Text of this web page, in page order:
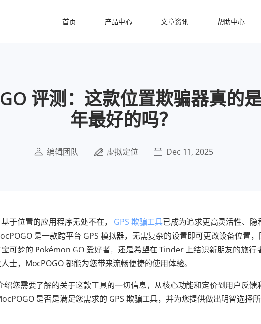
首页 产品中心 文章资讯 帮助中心
评测：这款位置欺骗器真的
年最好的吗？
编辑团队 虚拟定位 Dec 11, 2025
于位置的应用程序无处不在， GPS 欺骗工具已成为追求更高灵活性、隐
是一款跨平台 GPS 模拟器，无需复杂的设置即可更改设备位置，
可梦的 Pokémon GO 爱好者，还是希望在 Tinder 上结识新朋友的旅行
士，MocPOGO 都能为您带来流畅便捷的使用体验。
您需要了解的关于这款工具的一切信息，从核心功能和定价到用户反馈
是否是满足您需求的 GPS 欺骗工具，并为您提供做出明智选择